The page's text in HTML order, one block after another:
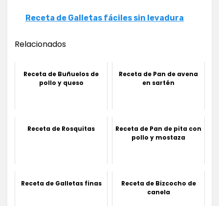
Receta de Galletas fáciles sin levadura
Relacionados
Receta de Buñuelos de
pollo y queso
Receta de Pan de avena
en sartén
Receta de Rosquitas
Receta de Pan de pita con
pollo y mostaza
Receta de Galletas finas
Receta de Bizcocho de
canela